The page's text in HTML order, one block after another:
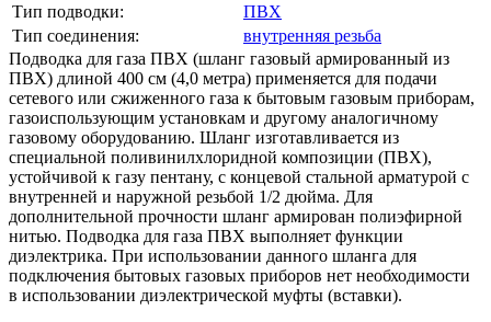
Тип подводки:
ПВХ
Тип соединения:
внутренняя резьба
Подводка для газа ПВХ (шланг газовый армированный из
ПВХ) длиной 400 см (4,0 метра) применяется для подачи
сетевого или сжиженного газа к бытовым газовым приборам,
газоиспользующим установкам и другому аналогичному
газовому оборудованию. Шланг изготавливается из
специальной поливинилхлоридной композиции (ПВХ),
устойчивой к газу пентану, с концевой стальной арматурой с
внутренней и наружной резьбой 1/2 дюйма. Для
дополнительной прочности шланг армирован полиэфирной
нитью. Подводка для газа ПВХ выполняет функции
диэлектрика. При использовании данного шланга для
подключения бытовых газовых приборов нет необходимости
в использовании диэлектрической муфты (вставки).